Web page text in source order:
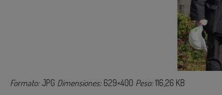
Formato: JPG Dimensiones: 629×400 Peso:116,26 KB